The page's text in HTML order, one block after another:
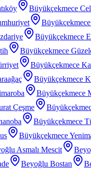
Büyükçekmece
Büyükçekmece
Büyükçekmece
Büyükçekmece
Büyükçekmece
Büyükçekmece
Çeşme
Büyükçekmece
Büyükçekmece
Asmalı Mescit
Beyoğlu Bostan